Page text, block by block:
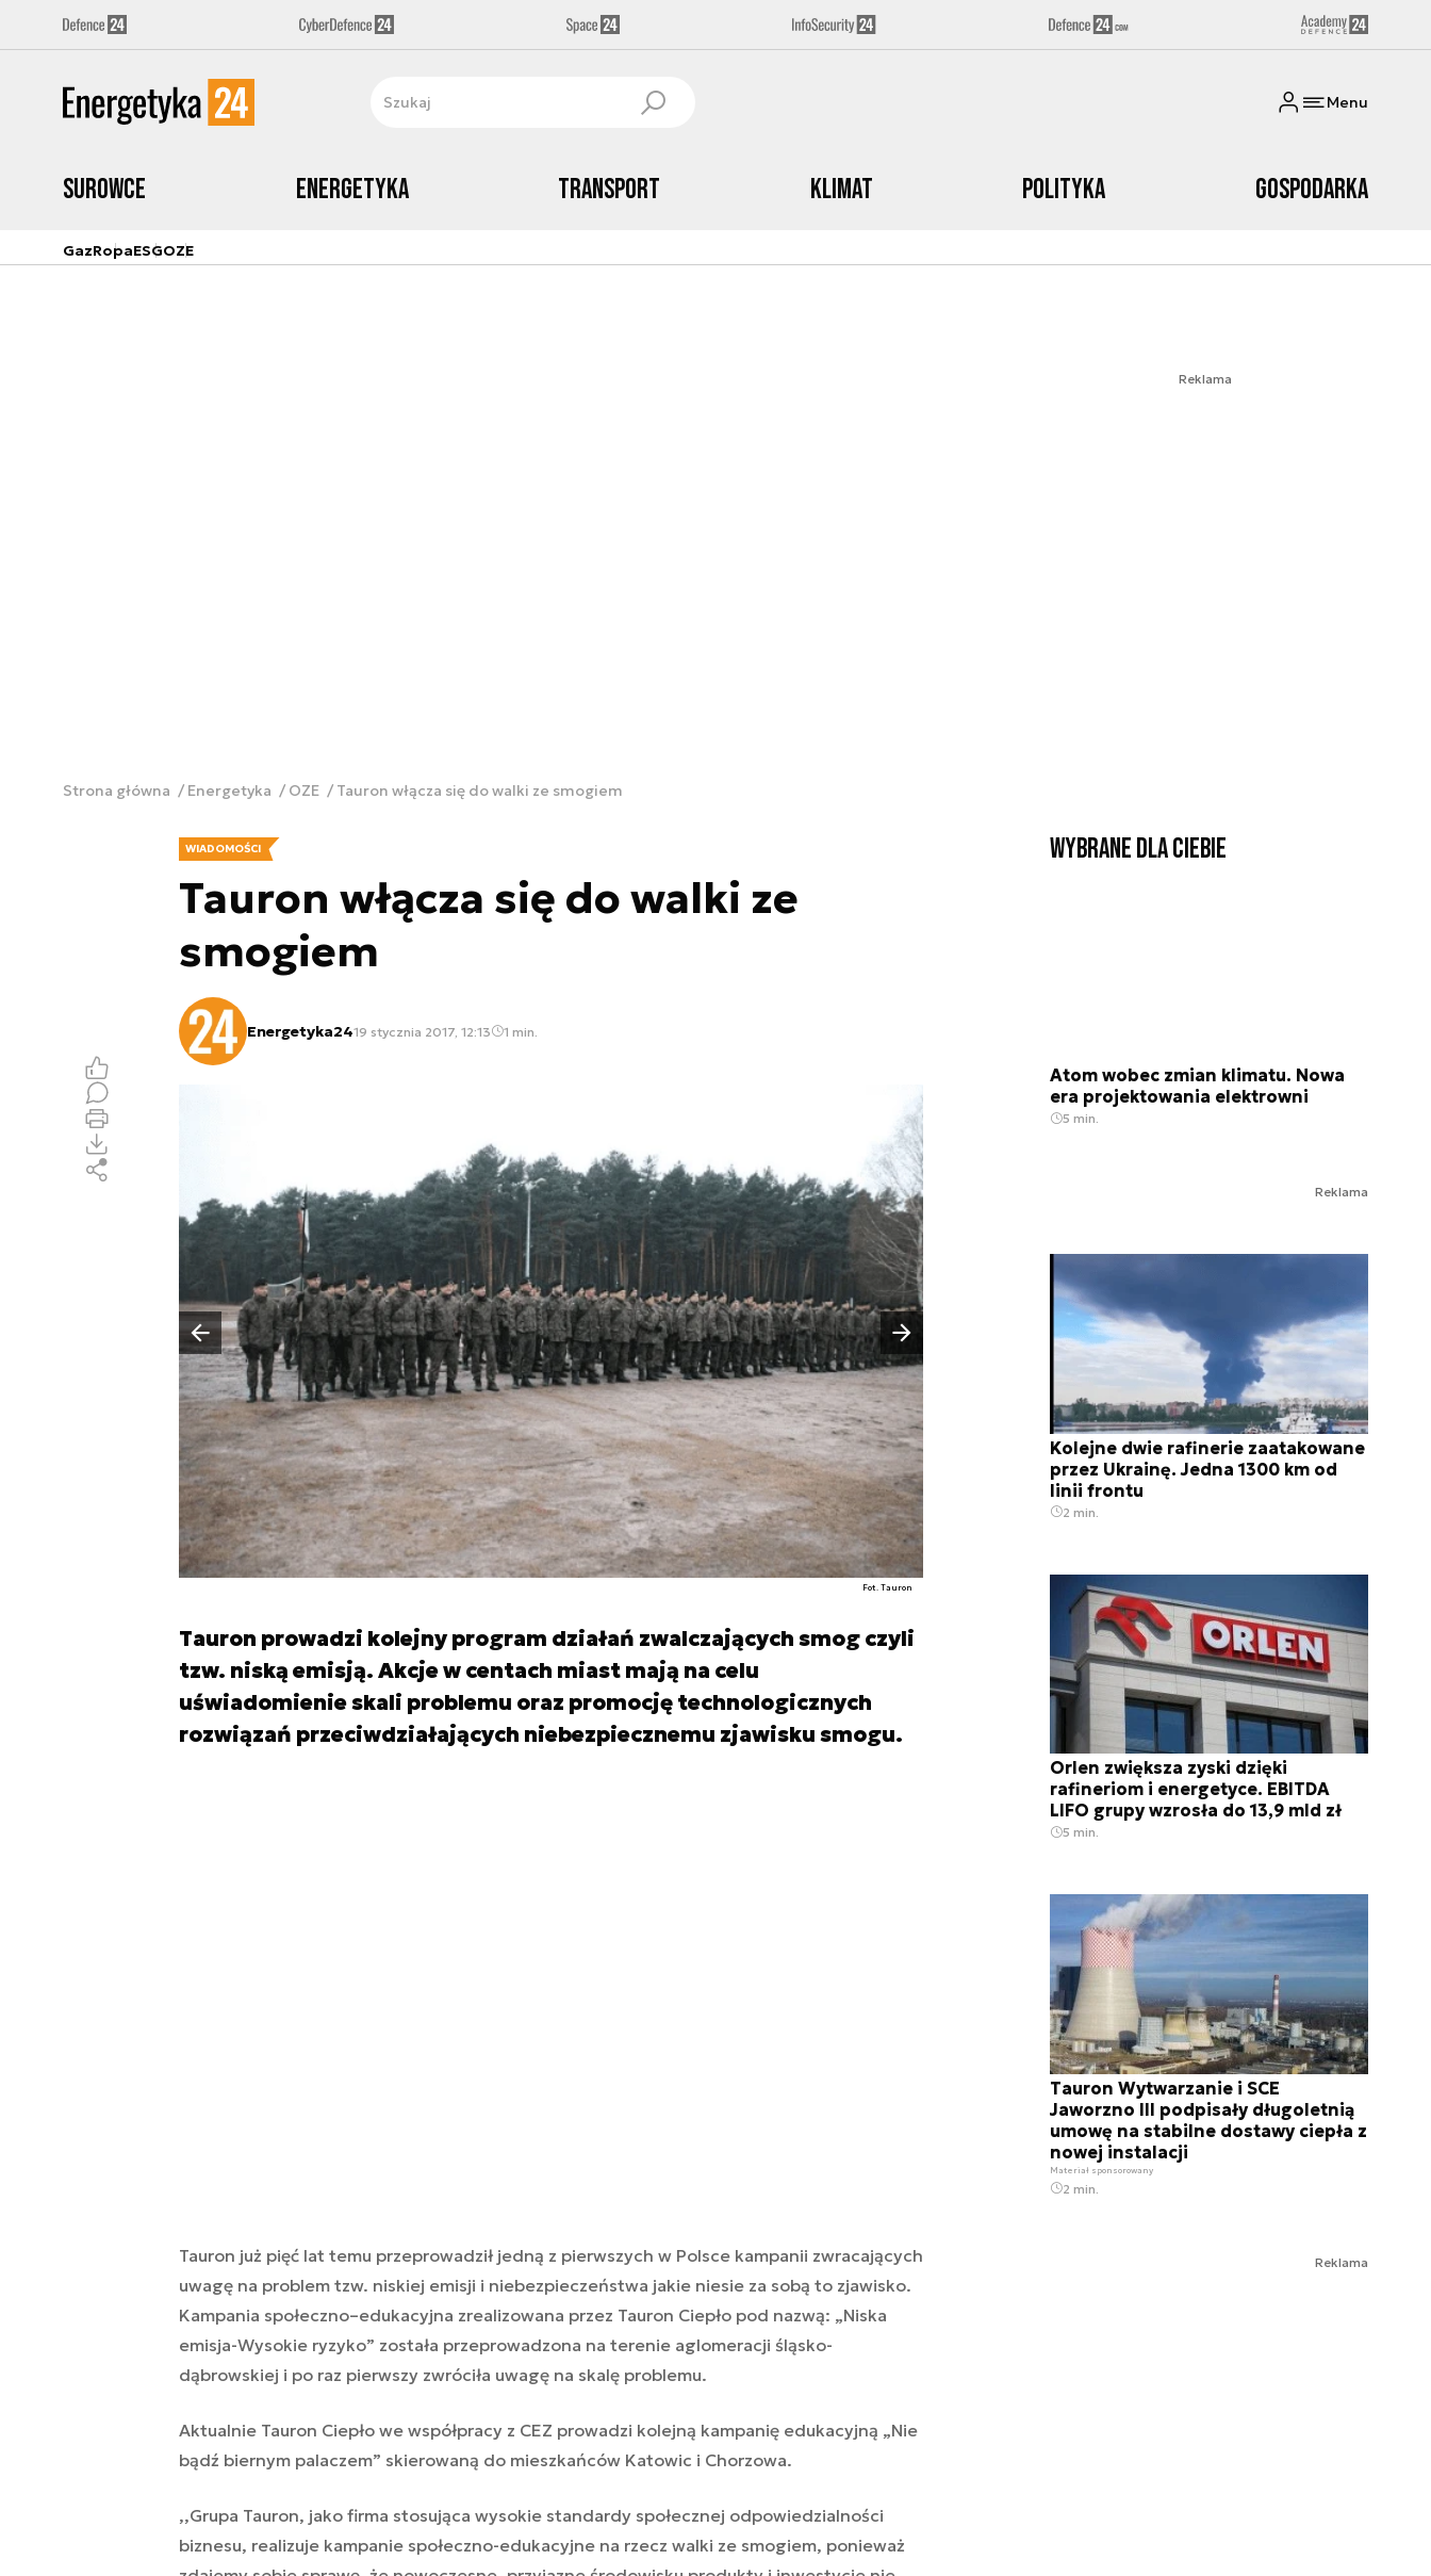
Menu
Surowce Energetyka Transport Klimat Polityka Gospodarka
GazRopaESGOZE
Reklama
Strona główna Energetyka OZE Tauron włącza się do walki ze smogiem
WIADOMOŚCI
Tauron włącza się do walki ze
smogiem
Energetyka2419 stycznia 2017, 12:13 1 min.
Fot. Tauron
Poprzedni slajd
Następny slajd
Tauron prowadzi kolejny program działań zwalczających smog czyli
tzw. niską emisją. Akcje w centach miast mają na celu
uświadomienie skali problemu oraz promocję technologicznych
rozwiązań przeciwdziałających niebezpiecznemu zjawisku smogu.
Tauron już pięć lat temu przeprowadził jedną z pierwszych w Polsce kampanii zwracających
uwagę na problem tzw. niskiej emisji i niebezpieczeństwa jakie niesie za sobą to zjawisko.
Kampania społeczno–edukacyjna zrealizowana przez Tauron Ciepło pod nazwą: „Niska
emisja-Wysokie ryzyko” została przeprowadzona na terenie aglomeracji śląsko-
dąbrowskiej i po raz pierwszy zwróciła uwagę na skalę problemu.
Aktualnie Tauron Ciepło we współpracy z CEZ prowadzi kolejną kampanię edukacyjną „Nie
bądź biernym palaczem” skierowaną do mieszkańców Katowic i Chorzowa.
,,Grupa Tauron, jako firma stosująca wysokie standardy społecznej odpowiedzialności
biznesu, realizuje kampanie społeczno-edukacyjne na rzecz walki ze smogiem, ponieważ
Wybrane dla Ciebie
Atom wobec zmian klimatu. Nowa
era projektowania elektrowni
5 min.
Reklama
Kolejne dwie rafinerie zaatakowane
przez Ukrainę. Jedna 1300 km od
linii frontu
2 min.
Orlen zwiększa zyski dzięki
rafineriom i energetyce. EBITDA
LIFO grupy wzrosła do 13,9 mld zł
5 min.
Tauron Wytwarzanie i SCE
Jaworzno III podpisały długoletnią
umowę na stabilne dostawy ciepła z
nowej instalacji
Materiał sponsorowany
2 min.
Reklama